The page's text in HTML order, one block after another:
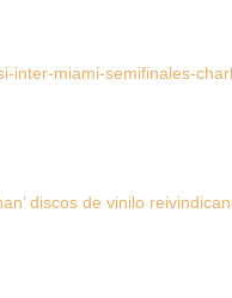
inter-miami-semifinales-
discos de vinilo